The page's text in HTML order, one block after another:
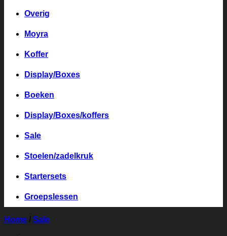
Overig
Moyra
Koffer
Display/Boxes
Boeken
Display/Boxes/koffers
Sale
Stoelen/zadelkruk
Startersets
Groepslessen
Home / Sale